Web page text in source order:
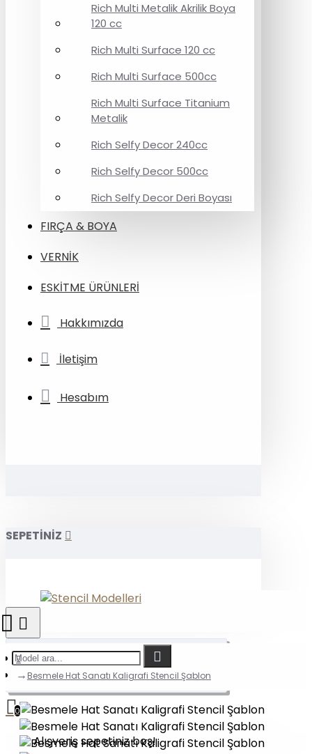
Rich Multi Metalik Akrilik Boya
120 cc
Rich Multi Surface 120 cc
Rich Multi Surface 500cc
Rich Multi Surface Titanium
Metalik
Rich Selfy Decor 240cc
Rich Selfy Decor 500cc
Rich Selfy Decor Deri Boyası
FIRÇA & BOYA
VERNİK
ESKİTME ÜRÜNLERİ
Hakkımızda
İletişim
Hesabım
SEPETİNİZ
0
Alışveriş sepetiniz boş!
Besmele Hat Sanatı Kaligrafi Stencil Şablon